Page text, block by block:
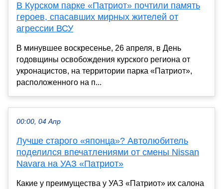
В Курском парке «Патриот» почтили память
героев, спасавших мирных жителей от
агрессии ВСУ
В минувшее воскресенье, 26 апреля, в День
годовщины освобождения курского региона от
укронацистов, на территории парка «Патриот»,
расположенного на п...
00:00, 04 Апр
Лучше старого «японца»? Автолюбитель
поделился впечатлениями от смены Nissan
Navara на УАЗ «Патриот»
Какие у преимущества у УАЗ «Патриот» их салона